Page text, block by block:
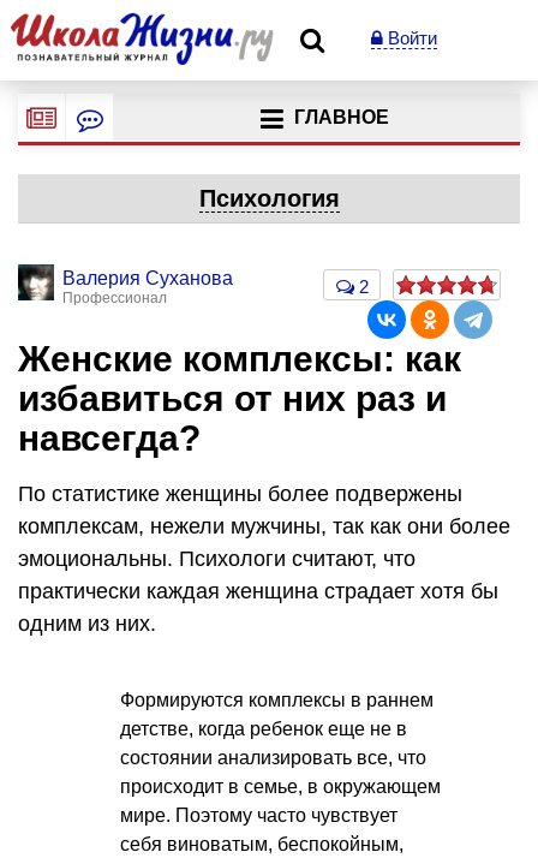
Войти
ГЛАВНОЕ
Психология
Валерия Суханова
Профессионал
2
Женские комплексы: как
избавиться от них раз и
навсегда?
По статистике женщины более подвержены
комплексам, нежели мужчины, так как они более
эмоциональны. Психологи считают, что
практически каждая женщина страдает хотя бы
одним из них.
Формируются комплексы в раннем
детстве, когда ребенок еще не в
состоянии анализировать все, что
происходит в семье, в окружающем
мире. Поэтому часто чувствует
себя виноватым, беспокойным,